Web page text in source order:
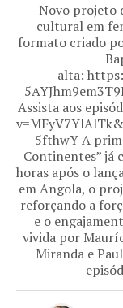
Novo projeto
cultural em
formato criado
alta:
Assista aos
5fthwY A
Continentes” já
horas após o
em Angola, o
reforçando a
e o
vivida por
Miranda e